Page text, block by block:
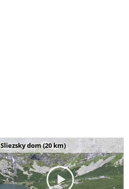
Sliezsky dom (20 km)